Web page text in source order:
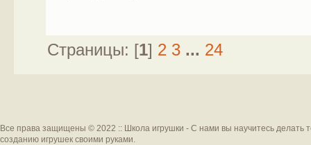
Страницы: [1] 2 3 ... 24
Все права защищены © 2022 :: Школа игрушки - С нами вы научитесь делать
созданию игрушек своими руками.